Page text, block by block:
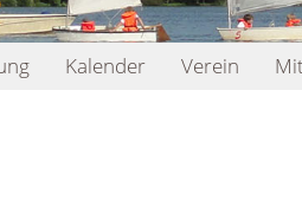
Kalender Verein